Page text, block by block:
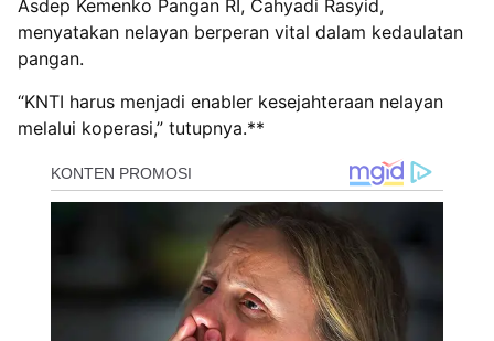
Asdep Kemenko Pangan RI, Cahyadi Rasyid,
menyatakan nelayan berperan vital dalam kedaulatan
pangan.
“KNTI harus menjadi enabler kesejahteraan nelayan
melalui koperasi,” tutupnya.**